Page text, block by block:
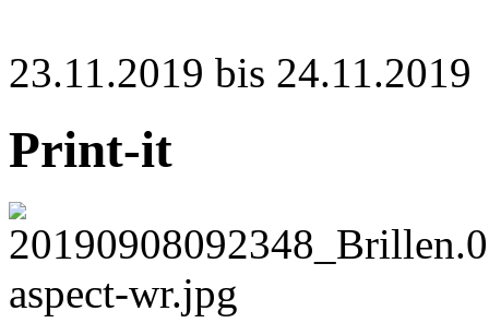
23.11.2019 bis 24.11.2019
Print-it